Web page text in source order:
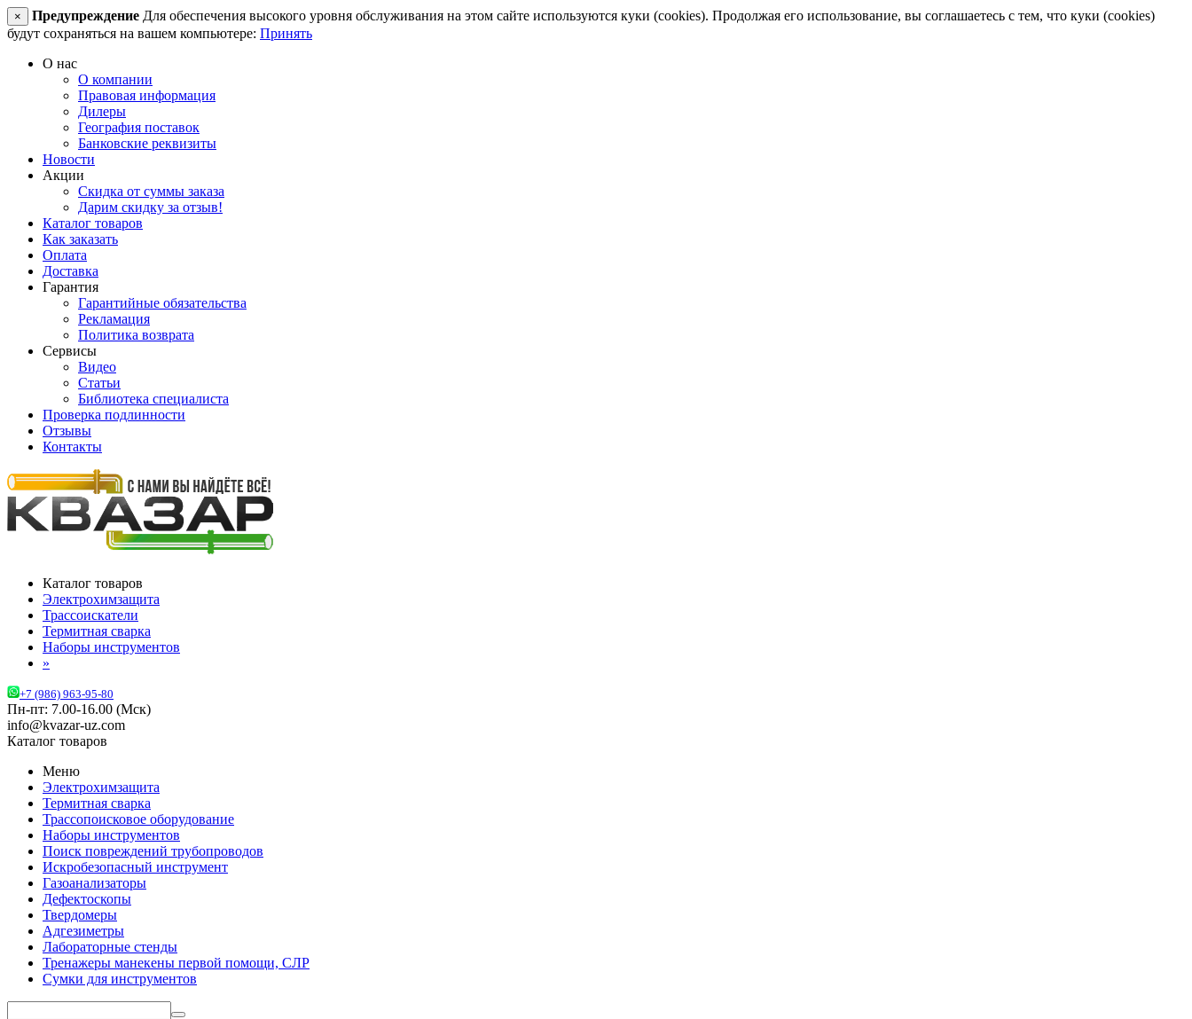
× Предупреждение Для обеспечения высокого уровня обслуживания на этом сайте используются куки (cookies). Продолжая его использование, вы соглашаетесь с тем, что куки (cookies)
будут сохраняться на вашем компьютере: Принять
О нас
О компании
Правовая информация
Дилеры
География поставок
Банковские реквизиты
Новости
Акции
Скидка от суммы заказа
Дарим скидку за отзыв!
Каталог товаров
Как заказать
Оплата
Доставка
Гарантия
Гарантийные обязательства
Рекламация
Политика возврата
Сервисы
Видео
Статьи
Библиотека специалиста
Проверка подлинности
Отзывы
Контакты
Каталог товаров
Электрохимзащита
Трассоискатели
Термитная сварка
Наборы инструментов
»
+7 (986) 963-95-80
Пн-пт: 7.00-16.00 (Мск)
info@kvazar-uz.com
Каталог товаров
Меню
Электрохимзащита
Термитная сварка
Трассопоисковое оборудование
Наборы инструментов
Поиск повреждений трубопроводов
Искробезопасный инструмент
Газоанализаторы
Дефектоскопы
Твердомеры
Адгезиметры
Лабораторные стенды
Тренажеры манекены первой помощи, СЛР
Сумки для инструментов